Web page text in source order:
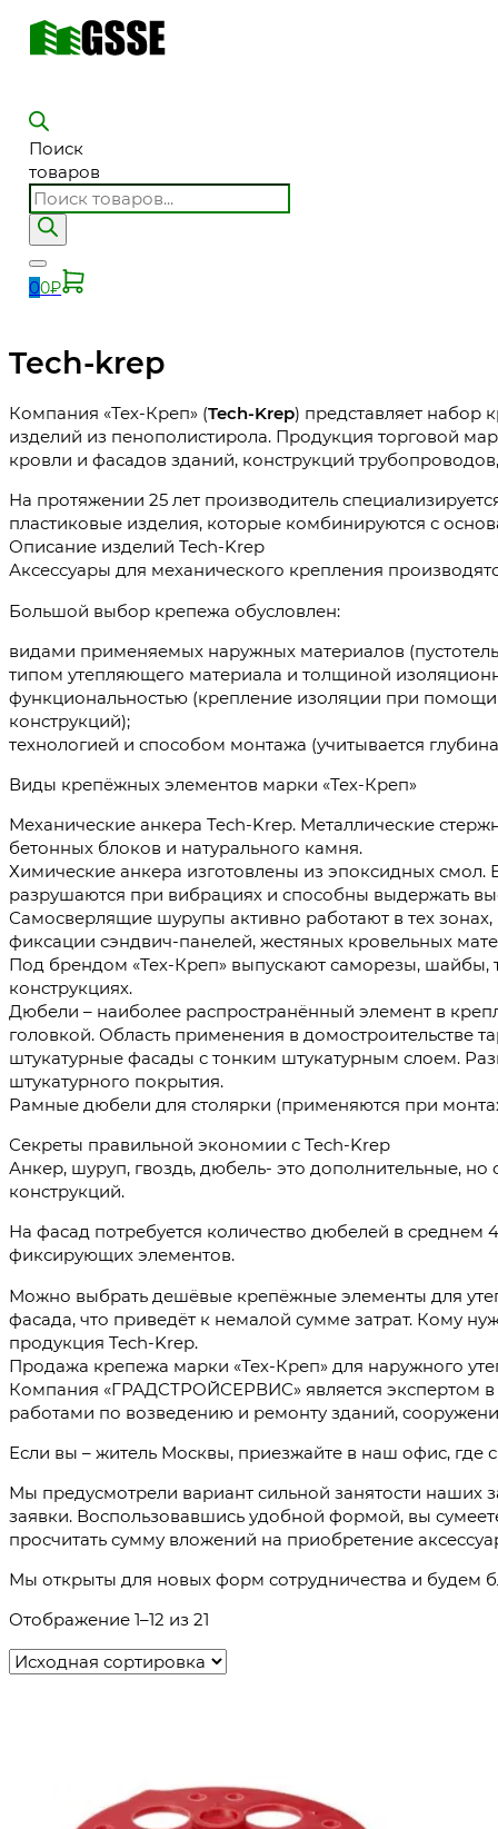
Поиск
товаров
00₽
Tech-krep
Компания «Тех-Креп» (Tech-Krep) представляет набор
изделий из пенополистирола. Продукция торговой
кровли и фасадов зданий, конструкций
На протяжении 25 лет производитель
пластиковые изделия, которые комбинируются с
Описание изделий Tech-Krep
Аксессуары для механического крепления
Большой выбор крепежа обусловлен:
видами применяемых наружных материалов
типом утепляющего материала и толщиной
функциональностью (крепление изоляции при помощи
конструкций);
технологией и способом монтажа (учитывается
Виды крепёжных элементов марки «Тех-Креп»
Механические анкера Tech-Krep. Металлические
бетонных блоков и натурального камня.
Химические анкера изготовлены из эпоксидных
разрушаются при вибрациях и способны выдержать
Самосверлящие шурупы активно работают в тех
фиксации сэндвич-панелей, жестяных кровельных
Под брендом «Тех-Креп» выпускают саморезы, шайбы,
конструкциях.
Дюбели – наиболее распространённый элемент в
головкой. Область применения в домостроительстве
штукатурные фасады с тонким штукатурным слоем.
штукатурного покрытия.
Рамные дюбели для столярки (применяются при
Секреты правильной экономии с Tech-Krep
Анкер, шуруп, гвоздь, дюбель- это дополнительные, но
конструкций.
На фасад потребуется количество дюбелей в
фиксирующих элементов.
Можно выбрать дешёвые крепёжные элементы для
фасада, что приведёт к немалой сумме затрат. Кому
продукция Tech-Krep.
Продажа крепежа марки «Тех-Креп» для наружного
Компания «ГРАДСТРОЙСЕРВИС» является экспертом
работами по возведению и ремонту зданий,
Если вы – житель Москвы, приезжайте в наш офис, где
Мы предусмотрели вариант сильной занятости наших
заявки. Воспользовавшись удобной формой, вы
просчитать сумму вложений на приобретение
Мы открыты для новых форм сотрудничества и будем
Отображение 1–12 из 21